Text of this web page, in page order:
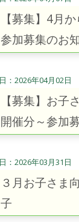
【募集】4月
参加募集のお
2026年04月02日
【募集】お子
開催分～参加
2026年03月31日
３月お子さま
子